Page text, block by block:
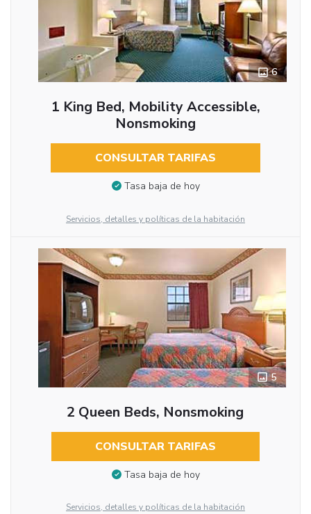
6
1 King Bed, Mobility Accessible,
Nonsmoking
CONSULTAR TARIFAS
Tasa baja de hoy
Servicios, detalles y políticas de la habitación
5
2 Queen Beds, Nonsmoking
CONSULTAR TARIFAS
Tasa baja de hoy
Servicios, detalles y políticas de la habitación